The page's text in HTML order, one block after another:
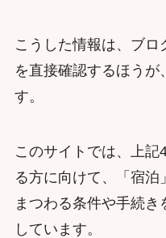
こうした情報は、ブ
を直接確認するほう
す。
このサイトでは、上
る方に向けて、「宿泊
まつわる条件や手続
しています。